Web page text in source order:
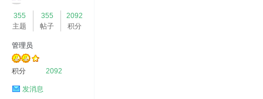
355
主题
355
帖子
2092
积分
管理员
积分 2092
发消息